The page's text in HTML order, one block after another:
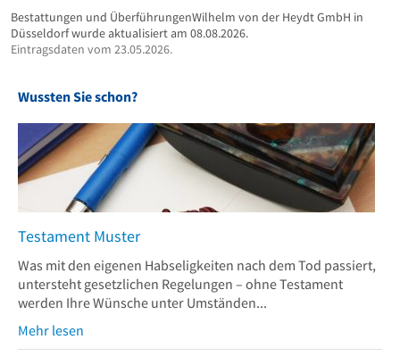
Bestattungen und ÜberführungenWilhelm von der Heydt GmbH in
Düsseldorf wurde aktualisiert am 08.08.2026.
Eintragsdaten vom 23.05.2026.
Wussten Sie schon?
Testament Muster
Was mit den eigenen Habseligkeiten nach dem Tod passiert,
untersteht gesetzlichen Regelungen – ohne Testament
werden Ihre Wünsche unter Umständen...
Mehr lesen